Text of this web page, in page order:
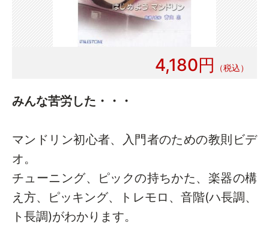
4,180円
みんな苦労した・・・
マンドリン初心者、入門者のための教則ビデ
オ。
チューニング、ピックの持ちかた、楽器の構
え方、ピッキング、トレモロ、音階(ハ長調、
ト長調)がわかります。